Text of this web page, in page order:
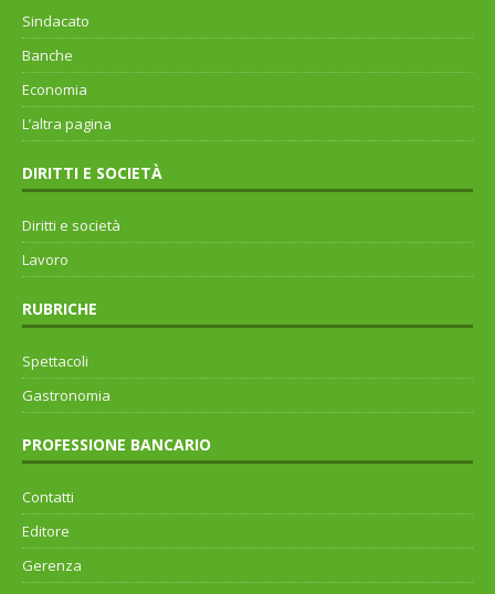
Sindacato
Banche
Economia
L’altra pagina
DIRITTI E SOCIETÀ
Diritti e società
Lavoro
RUBRICHE
Spettacoli
Gastronomia
PROFESSIONE BANCARIO
Contatti
Editore
Gerenza